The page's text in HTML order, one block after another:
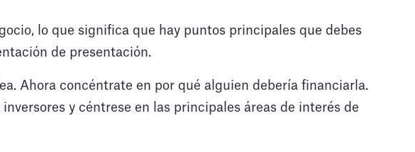
lo que significa que hay puntos principales que debes
de presentación.
Ahora concéntrate en por qué alguien debería financiarla.
inversores y céntrese en las principales áreas de interés de